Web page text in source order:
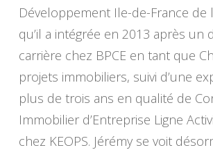
Développement Ile-de-France de
qu’il a intégrée en 2013 après un
carrière chez BPCE en tant que
projets immobiliers, suivi d’une
plus de trois ans en qualité de
Immobilier d’Entreprise Ligne
chez KEOPS. Jérémy se voit